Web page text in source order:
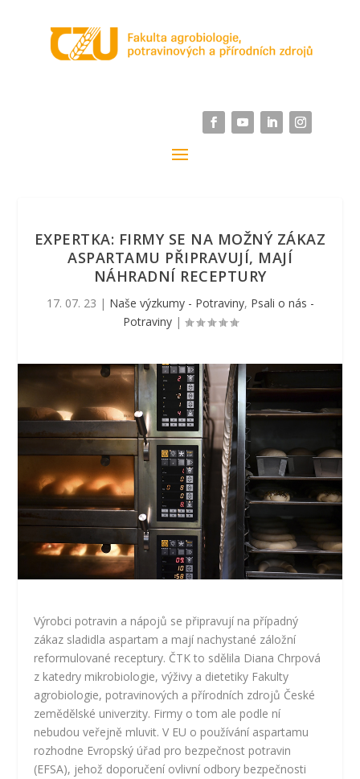
EXPERTKA: FIRMY SE NA MOŽNÝ ZÁKAZ
ASPARTAMU PŘIPRAVUJÍ, MAJÍ
NÁHRADNÍ RECEPTURY
17. 07. 23 | Naše výzkumy - Potraviny, Psali o nás -
Potraviny|
Výrobci potravin a nápojů se připravují na případný
zákaz sladidla aspartam a mají nachystané záložní
reformulované receptury. ČTK to sdělila Diana Chrpová
z katedry mikrobiologie, výživy a dietetiky Fakulty
agrobiologie, potravinových a přírodních zdrojů České
zemědělské univerzity. Firmy o tom ale podle ní
nebudou veřejně mluvit. V EU o používání aspartamu
rozhodne Evropský úřad pro bezpečnost potravin
(EFSA), jehož doporučení ovlivní odbory bezpečnosti